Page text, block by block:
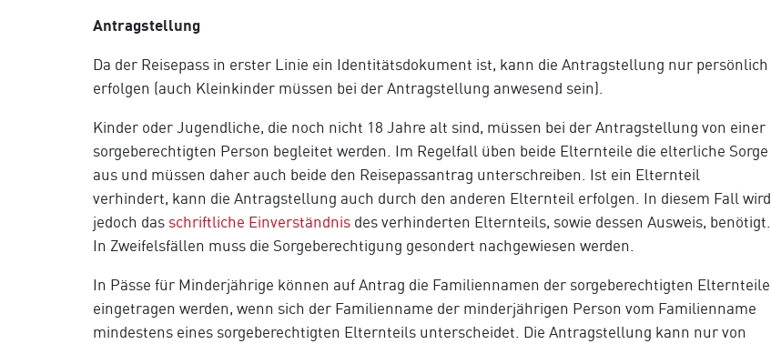
Antragstellung
Da der Reisepass in erster Linie ein Identitätsdokument ist, kann die Antragstellung nur persönlich
erfolgen (auch Kleinkinder müssen bei der Antragstellung anwesend sein).
Kinder oder Jugendliche, die noch nicht 18 Jahre alt sind, müssen bei der Antragstellung von einer
sorgeberechtigten Person begleitet werden. Im Regelfall üben beide Elternteile die elterliche Sorge
aus und müssen daher auch beide den Reisepassantrag unterschreiben. Ist ein Elternteil
verhindert, kann die Antragstellung auch durch den anderen Elternteil erfolgen. In diesem Fall wird
jedoch das schriftliche Einverständnis des verhinderten Elternteils, sowie dessen Ausweis, benötigt.
In Zweifelsfällen muss die Sorgeberechtigung gesondert nachgewiesen werden.
In Pässe für Minderjährige können auf Antrag die Familiennamen der sorgeberechtigten Elternteile
eingetragen werden, wenn sich der Familienname der minderjährigen Person vom Familienname
mindestens eines sorgeberechtigten Elternteils unterscheidet. Die Antragstellung kann nur von